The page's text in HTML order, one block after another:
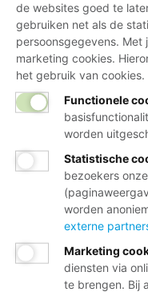
de websites goed te
gebruiken net als de
persoonsgegevens. Met
marketing cookies.
het gebruik van cookies.
Functionele
worden
Statistische
bezoekers
worden
externe
Marketing
diensten via
te brengen. Bij